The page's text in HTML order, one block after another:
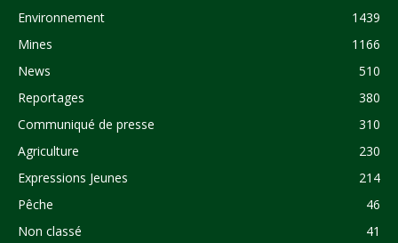
Environnement
1439
Mines
1166
News
510
Reportages
380
Communiqué de presse
310
Agriculture
230
Expressions Jeunes
214
Pêche
46
Non classé
41